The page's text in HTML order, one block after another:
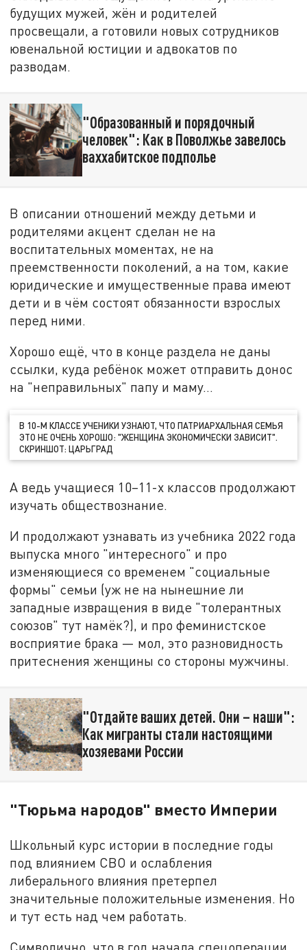
будущих мужей, жён и родителей
просвещали, а готовили новых сотрудников
ювенальной юстиции и адвокатов по
разводам.
"Образованный и порядочный
человек": Как в Поволжье завелось
ваххабитское подполье
В описании отношений между детьми и
родителями акцент сделан не на
воспитательных моментах, не на
преемственности поколений, а на том, какие
юридические и имущественные права имеют
дети и в чём состоят обязанности взрослых
перед ними.
Хорошо ещё, что в конце раздела не даны
ссылки, куда ребёнок может отправить донос
на "неправильных" папу и маму…
В 10-М КЛАССЕ УЧЕНИКИ УЗНАЮТ, ЧТО ПАТРИАРХАЛЬНАЯ СЕМЬЯ
ЭТО НЕ ОЧЕНЬ ХОРОШО: "ЖЕНЩИНА ЭКОНОМИЧЕСКИ ЗАВИСИТ".
СКРИНШОТ: ЦАРЬГРАД
А ведь учащиеся 10–11-х классов продолжают
изучать обществознание.
И продолжают узнавать из учебника 2022 года
выпуска много "интересного" и про
изменяющиеся со временем "социальные
формы" семьи (уж не на нынешние ли
западные извращения в виде "толерантных
союзов" тут намёк?), и про феминистское
восприятие брака — мол, это разновидность
притеснения женщины со стороны мужчины.
"Отдайте ваших детей. Они – наши":
Как мигранты стали настоящими
хозяевами России
"Тюрьма народов" вместо Империи
Школьный курс истории в последние годы
под влиянием СВО и ослабления
либерального влияния претерпел
значительные положительные изменения. Но
и тут есть над чем работать.